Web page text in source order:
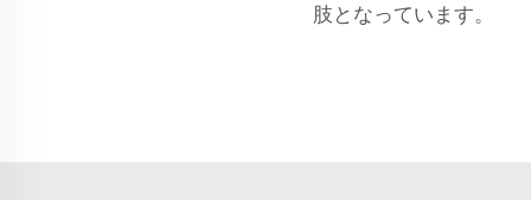
肢となっています。